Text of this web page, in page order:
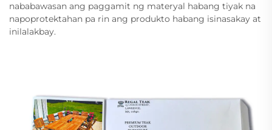
nababawasan ang paggamit ng materyal habang tiyak na
napoprotektahan pa rin ang produkto habang isinasakay at
inilalakbay.